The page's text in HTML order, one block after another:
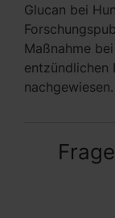
Glucan bei
Maßnahme
entzündlichen
nachgewiesen.